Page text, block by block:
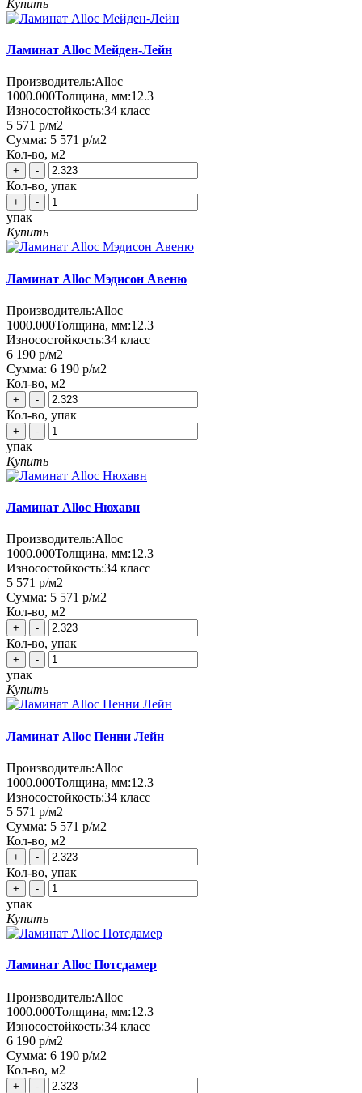
Купить
Ламинат Alloc Мейден-Лейн
Производитель:Alloc
1000.000Толщина, мм:12.3
Износостойкость:34 класс
5 571 р/м2
Сумма: 5 571 р/м2
Кол-во, м2
+ -
Кол-во, упак
+ -
упак
Купить
Ламинат Alloc Мэдисон Авеню
Производитель:Alloc
1000.000Толщина, мм:12.3
Износостойкость:34 класс
6 190 р/м2
Сумма: 6 190 р/м2
Кол-во, м2
+ -
Кол-во, упак
+ -
упак
Купить
Ламинат Alloc Нюхавн
Производитель:Alloc
1000.000Толщина, мм:12.3
Износостойкость:34 класс
5 571 р/м2
Сумма: 5 571 р/м2
Кол-во, м2
+ -
Кол-во, упак
+ -
упак
Купить
Ламинат Alloc Пенни Лейн
Производитель:Alloc
1000.000Толщина, мм:12.3
Износостойкость:34 класс
5 571 р/м2
Сумма: 5 571 р/м2
Кол-во, м2
+ -
Кол-во, упак
+ -
упак
Купить
Ламинат Alloc Потсдамер
Производитель:Alloc
1000.000Толщина, мм:12.3
Износостойкость:34 класс
6 190 р/м2
Сумма: 6 190 р/м2
Кол-во, м2
+ -